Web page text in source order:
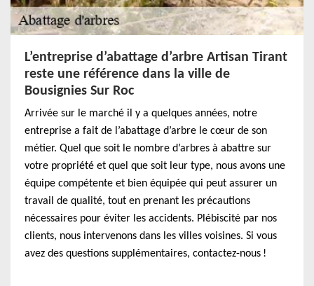
L’entreprise d’abattage d’arbre Artisan Tirant
reste une référence dans la ville de
Bousignies Sur Roc
Arrivée sur le marché il y a quelques années, notre
entreprise a fait de l’abattage d’arbre le cœur de son
métier. Quel que soit le nombre d’arbres à abattre sur
votre propriété et quel que soit leur type, nous avons une
équipe compétente et bien équipée qui peut assurer un
travail de qualité, tout en prenant les précautions
nécessaires pour éviter les accidents. Plébiscité par nos
clients, nous intervenons dans les villes voisines. Si vous
avez des questions supplémentaires, contactez-nous !